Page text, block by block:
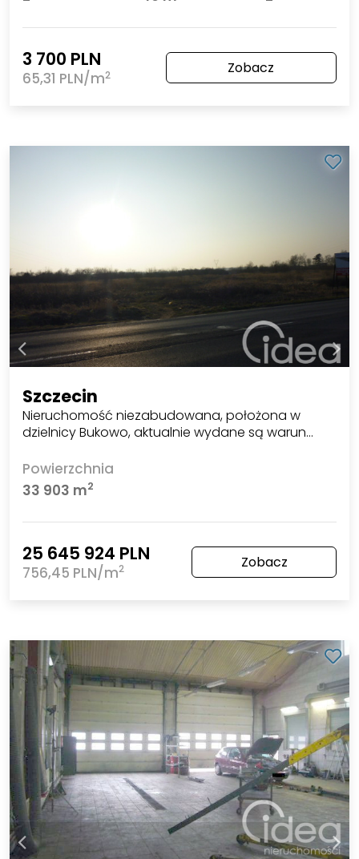
3 700 PLN
65,31 PLN/m2 Zobacz
Szczecin
Nieruchomość niezabudowana, położona w
dzielnicy Bukowo, aktualnie wydane są warun…
Powierzchnia
33 903 m2
25 645 924 PLN
756,45 PLN/m2 Zobacz